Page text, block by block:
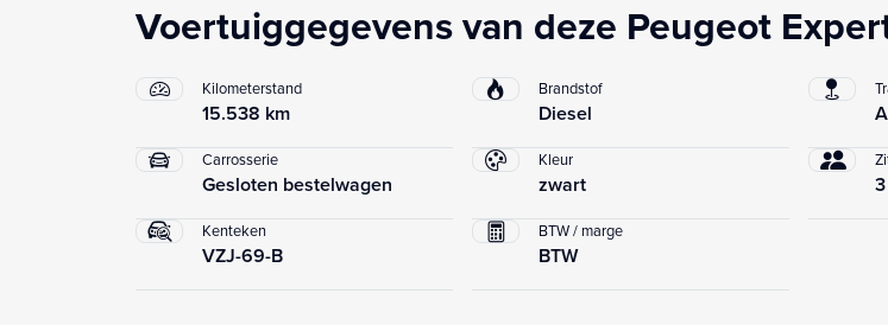
Voertuiggegevens van deze Peugeot
Kilometerstand
15.538 km
Brandstof
Diesel
Carrosserie
Gesloten bestelwagen
Kleur
zwart 3
Kenteken
VZJ-69-B
BTW / marge
BTW